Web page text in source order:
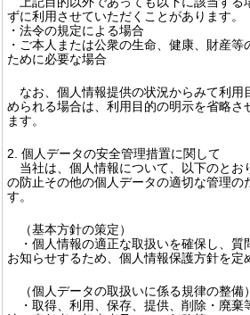
ずに利用させていただくことがあります。
・法令の規定による場合
・ご本人または公衆の生命、健康、財産
ために必要な場合
なお、個人情報提供の状況からみて利用
められる場合は、利用目的の明示を省略さ
ます。
2. 個人データの安全管理措置に関して
当社は、個人情報について、以下のとお
の防止その他の個人データの適切な管理の
す。
（基本方針の策定）
・個人情報の適正な取扱いを確保し、質
お知らせするため、個人情報保護方針を定
（個人データの取扱いに係る規律の整備）
・取得、利用、保存、提供、削除・廃棄